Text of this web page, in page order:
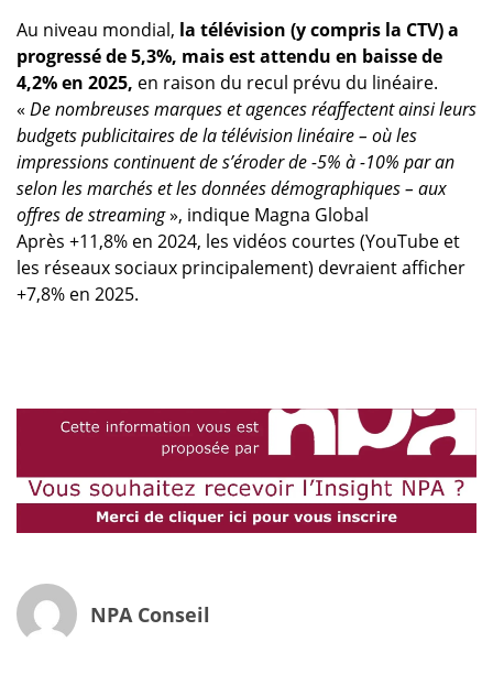
Au niveau mondial, la télévision (y compris la CTV) a
progressé de 5,3%, mais est attendu en baisse de
4,2% en 2025, en raison du recul prévu du linéaire.
« De nombreuses marques et agences réaffectent ainsi leurs
budgets publicitaires de la télévision linéaire – où les
impressions continuent de s’éroder de -5% à -10% par an
selon les marchés et les données démographiques – aux
offres de streaming», indique Magna Global
Après +11,8% en 2024, les vidéos courtes (YouTube et
les réseaux sociaux principalement) devraient afficher
+7,8% en 2025.
NPA Conseil